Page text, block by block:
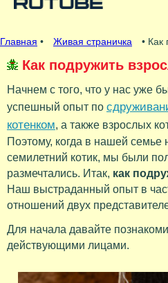
Главная • Живая страничка • Как
Как подружить
Начнем с того, что у нас уже
успешный опыт по
котенком, а также взрослых
Поэтому, когда в нашей
семилетний котик, мы были
размечтались. Итак, как
Наш выстраданный опыт в
отношений двух
Для начала давайте
действующими лицами.